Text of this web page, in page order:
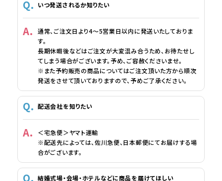
いつ発送されるか知りたい
通常、ご注文日より4～5営業日以内に発送いたしておりま
す。
長期休暇後などはご注文が大変混み合うため、お待たせし
てしまう場合がございます。予め、ご容赦くださいませ。
※また予約販売の商品についてはご注文頂いた方から順次
発送をさせて頂いておりますので、予めご了承ください。
配送会社を知りたい
＜宅急便＞ヤマト運輸
※配送先によっては、佐川急便、日本郵便にてお届けする場
合がございます。
結婚式場・会場・ホテルなどに商品を届けてほしい